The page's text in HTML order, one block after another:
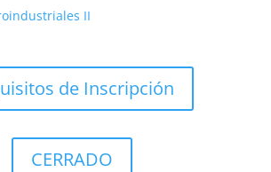
II
de Inscripción
CERRADO